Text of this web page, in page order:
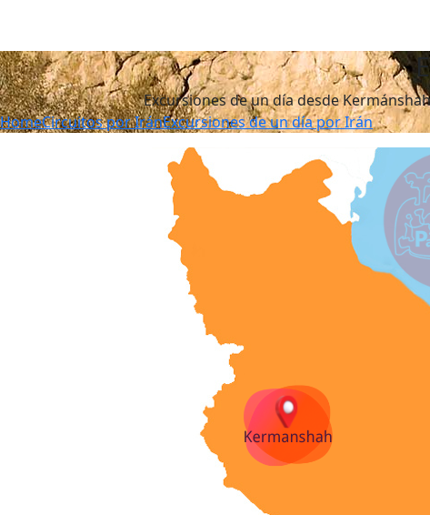
Excursiones de un día desde
HomeCircuitos por IránExcursiones de un día por Irán